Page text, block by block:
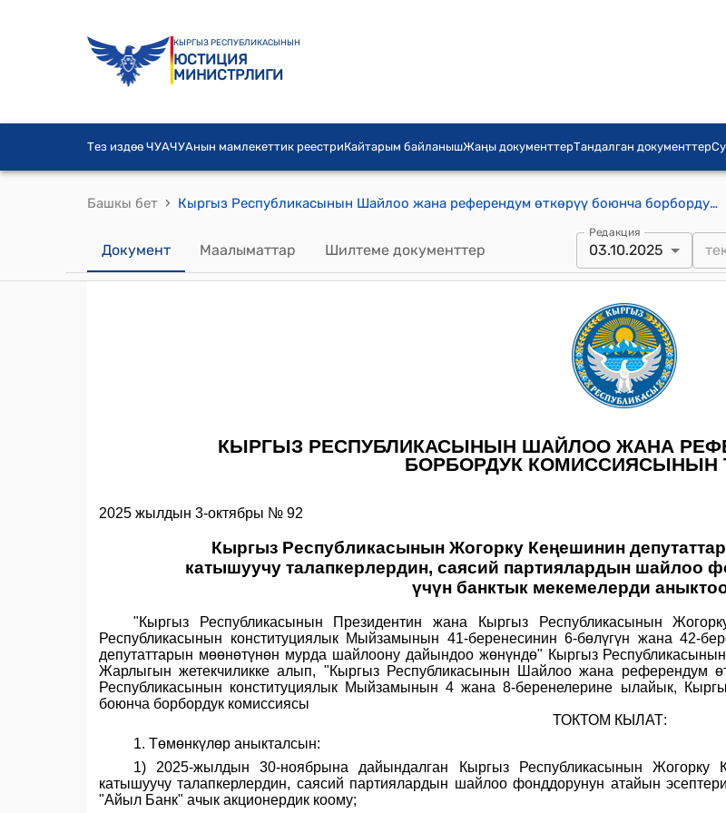
КЫРГЫЗ РЕСПУБЛИКАСЫНЫН
ЮСТИЦИЯ
МИНИСТРЛИГИ
Тез издөө ЧУАЧУАнын мамлекеттик реестриКайтарым байланышЖаңы документтерТандалган документтер
Башкы бет › Кыргыз Республикасынын Шайлоо жана референдум өткөрүү боюнча борбордук комиссиясынын 2025 жылдын 3-октябры № 92 "Кыргыз Республикасынын Жогорку Кеңешинин депутаттарын мөөнөтүнөн мурда шайлоого катышуучу талапкерлердин, саясий партиялардын шайлоо фонддорунун атайын эсептерин ачуу үчүн банктык мекемелерди аныктоо жөнүндө" токтому
Документ Маалыматтар Шилтеме документтер
Редакция
03.10.2025